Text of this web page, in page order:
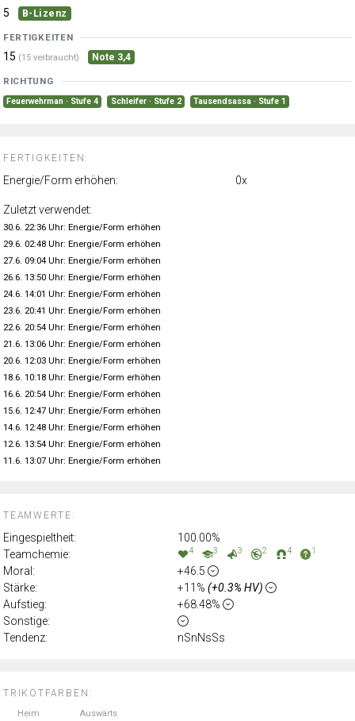
TRIKOTFARBEN:
Heim Auswärts
TEAMWERTE:
Eingespieltheit:
100.00%
Teamchemie:
4 3 3 2 4 1
Moral:
+46.5
Stärke:
+11% (+0.3% HV)
Aufstieg:
+68.48%
Sonstige:
Tendenz:
nSnNsSs
5 B-Lizenz
FERTIGKEITEN
15 (15 verbraucht) Note 3,4
RICHTUNG
Feuerwehrman · Stufe 4 Schleifer · Stufe 2 Tausendsassa · Stufe 1
FERTIGKEITEN:
Energie/Form erhöhen: 0x
Zuletzt verwendet:
30.6. 22:36 Uhr: Energie/Form erhöhen
29.6. 02:48 Uhr: Energie/Form erhöhen
27.6. 09:04 Uhr: Energie/Form erhöhen
26.6. 13:50 Uhr: Energie/Form erhöhen
24.6. 14:01 Uhr: Energie/Form erhöhen
23.6. 20:41 Uhr: Energie/Form erhöhen
22.6. 20:54 Uhr: Energie/Form erhöhen
21.6. 13:06 Uhr: Energie/Form erhöhen
20.6. 12:03 Uhr: Energie/Form erhöhen
18.6. 10:18 Uhr: Energie/Form erhöhen
16.6. 20:54 Uhr: Energie/Form erhöhen
15.6. 12:47 Uhr: Energie/Form erhöhen
14.6. 12:48 Uhr: Energie/Form erhöhen
12.6. 13:54 Uhr: Energie/Form erhöhen
11.6. 13:07 Uhr: Energie/Form erhöhen